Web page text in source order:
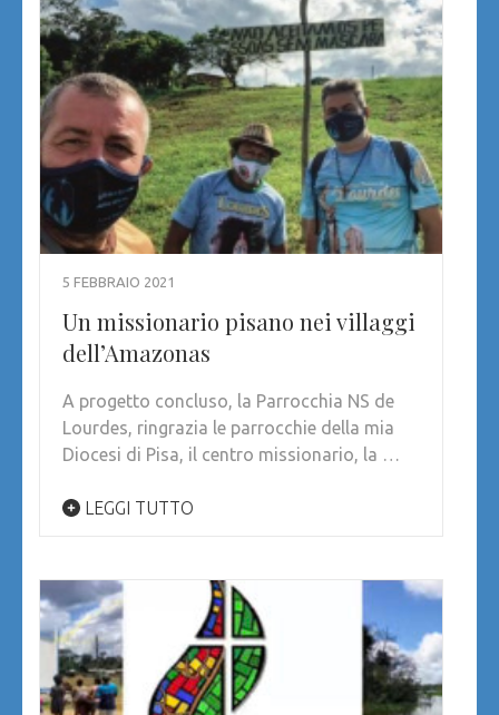
5 FEBBRAIO 2021
Un missionario pisano nei villaggi
dell’Amazonas
A progetto concluso, la Parrocchia NS de
Lourdes, ringrazia le parrocchie della mia
Diocesi di Pisa, il centro missionario, la …
LEGGI TUTTO